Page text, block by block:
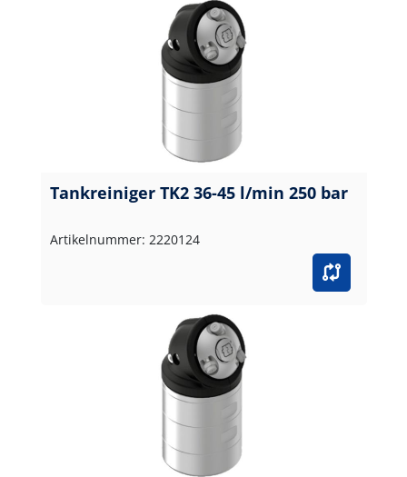
Tankreiniger TK2 36-45 l/min 250 bar
Artikelnummer: 2220124